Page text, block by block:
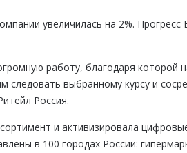
увеличилась на 2%.
работу, благодаря которой
выбранному курсу и
Россия.
и активизировала
в 100 городах России: